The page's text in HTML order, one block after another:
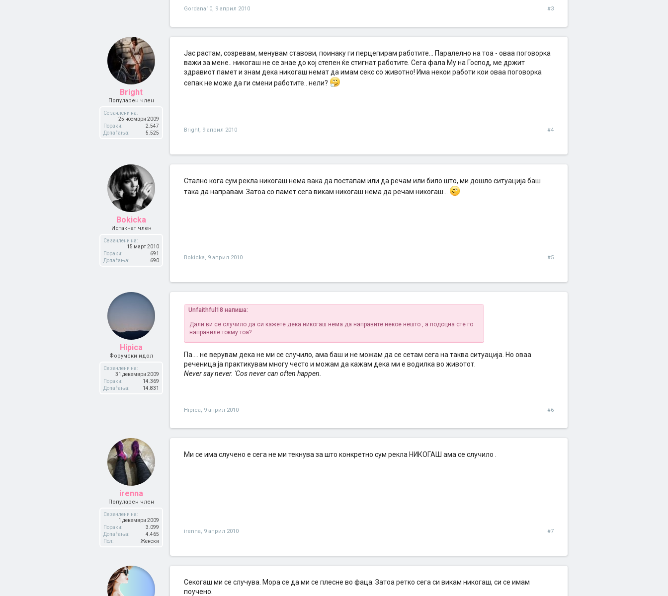
Gordana10, 9 април 2010 #3
Bright
Популарен член
Се зачлени на:
25 ноември 2009
Пораки:
2.547
Допаѓања:
5.525
Јас растам, созревам, менувам ставови, поинаку ги перцепирам работите... Паралелно на тоа - оваа поговорка
важи за мене.. никогаш не се знае до кој степен ќе стигнат работите. Сега фала Му на Господ, ме држит
здравиот памет и знам дека никогаш немат да имам секс со животно! Има некои работи кои оваа поговорка
сепак не може да ги смени работите.. нели?
Bright, 9 април 2010 #4
Bokicka
Истакнат член
Се зачлени на:
15 март 2010
Пораки:
691
Допаѓања:
690
Стално кога сум рекла никогаш нема вака да постапам или да речам или било што, ми дошло ситуација баш
така да направам. Затоа со памет сега викам никогаш нема да речам никогаш...
Bokicka, 9 април 2010 #5
Hipica
Форумски идол
Се зачлени на:
31 декември 2009
Пораки:
14.369
Допаѓања:
14.831
Unfaithful18 напиша:
Дали ви се случило да си кажете дека никогаш нема да направите некое нешто , а подоцна сте го
направиле токму тоа?
Па.... не верувам дека не ми се случило, ама баш и не можам да се сетам сега на таква ситуација. Но оваа
реченица ја практикувам многу често и можам да кажам дека ми е водилка во животот.
Never say never. 'Cos never can often happen.
Hipica, 9 април 2010 #6
irenna
Популарен член
Се зачлени на:
1 декември 2009
Пораки:
3.099
Допаѓања:
4.465
Пол:
Женски
Ми се има случено е сега не ми текнува за што конкретно сум рекла НИКОГАШ ама се случило .
irenna, 9 април 2010 #7
Секогаш ми се случува. Мора се да ми се плесне во фаца. Затоа ретко сега си викам никогаш, си се имам
поучено.